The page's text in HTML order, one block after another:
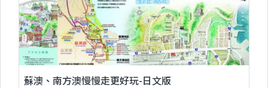
蘇澳、南方澳慢慢走更好玩-日文版